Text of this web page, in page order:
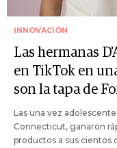
INNOVACIÓN
Las hermanas
en TikTok en
son la tapa de
Las una vez
Connecticut, ganaron
productos a sus cientos